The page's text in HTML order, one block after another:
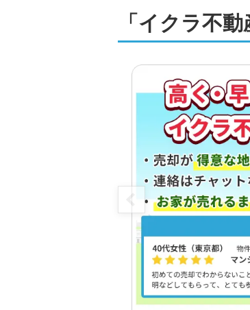
「イクラ不